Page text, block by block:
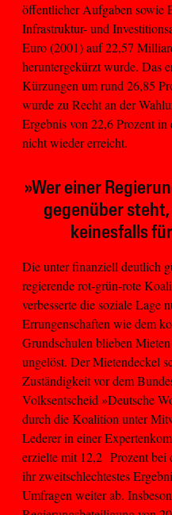
öffentlicher Aufgaben sowie
Infrastruktur- und
Euro (2001) auf 22,57
heruntergekürzt wurde. Das
Kürzungen um rund 26,85
wurde zu Recht an der
Ergebnis von 22,6 Prozent
nicht wieder erreicht.
»Wer einer
gegenüber
keinesfalls
Die unter finanziell deutlich
regierende rot-grün-rote
verbesserte die soziale Lage
Errungenschaften wie dem
Grundschulen blieben
ungelöst. Der Mietendeckel
Zuständigkeit vor dem
Volksentscheid »Deutsche
durch die Koalition unter
Lederer in einer
erzielte mit 12,2 Prozent bei
ihr zweitschlechtestes
Umfragen weiter ab.